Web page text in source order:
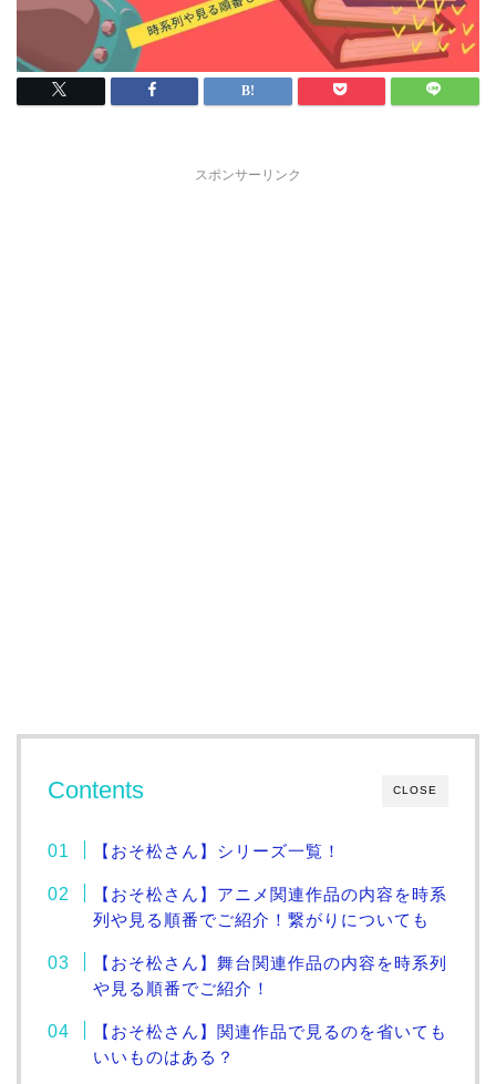
スポンサーリンク
CLOSE
Contents
【おそ松さん】シリーズ一覧！
【おそ松さん】アニメ関連作品の内容を時系
列や見る順番でご紹介！繋がりについても
【おそ松さん】舞台関連作品の内容を時系列
や見る順番でご紹介！
【おそ松さん】関連作品で見るのを省いても
いいものはある？